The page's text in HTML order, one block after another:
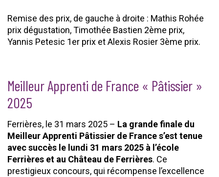
Remise des prix, de gauche à droite : Mathis Rohée
prix dégustation, Timothée Bastien 2ème prix,
Yannis Petesic 1er prix et Alexis Rosier 3ème prix.
Meilleur Apprenti de France « Pâtissier »
2025
Ferrières, le 31 mars 2025 – La grande finale du
Meilleur Apprenti Pâtissier de France s’est tenue
avec succès le lundi 31 mars 2025 à l’école
Ferrières et au Château de Ferrières. Ce
prestigieux concours, qui récompense l’excellence